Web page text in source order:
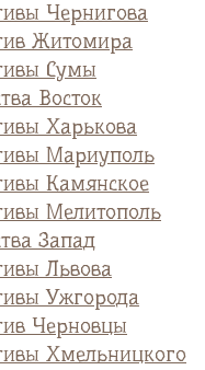
Чернигова
Житомира
Сумы
Восток
Харькова
Мариуполь
Камянское
Мелитополь
Запад
Львова
Ужгорода
Черновцы
Хмельницкого